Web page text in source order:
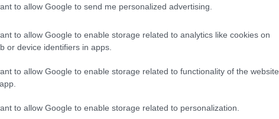
to allow Google to send me personalized advertising.
to allow Google to enable storage related to analytics like cookies on
or device identifiers in apps.
to allow Google to enable storage related to functionality of the website
to allow Google to enable storage related to personalization.
προστασίας στα Μέσα Μαζικής
εργαζόμενοι
διαμαρτυρίας στο υπουργείο